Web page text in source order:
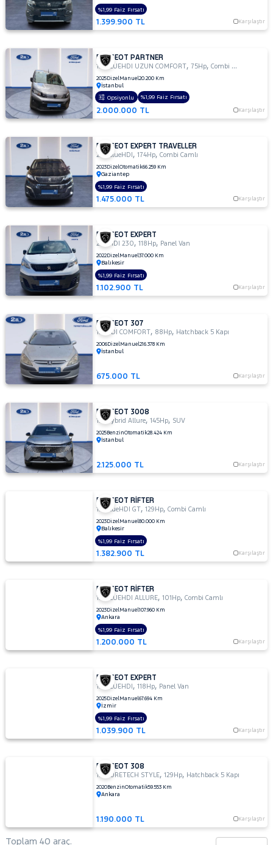
TOYOTA
TRAKTÖR
VOLKSWAGEN
VOLVO
1.399.900 TL Karşılaştır
%1,99 Faiz Fırsatı
PEUGEOT PARTNER
1.5 BLUEHDI UZUN COMFORT,75Hp,Combi Van
2025DizelManuel20.200 Km
İstanbul
2.000.000 TL Karşılaştır
Opsiyonlu %1,99 Faiz Fırsatı
PEUGEOT EXPERT TRAVELLER
2.0 BlueHDI ,174Hp,Combi Camlı
2023DizelOtomatik66.259 Km
Gaziantep
1.475.000 TL Karşılaştır
%1,99 Faiz Fırsatı
PEUGEOT EXPERT
2.0 HDI 230,118Hp, Panel Van
2022DizelManuel37.000 Km
Balıkesir
1.102.900 TL Karşılaştır
%1,99 Faiz Fırsatı
PEUGEOT 307
1.6 HDI COMFORT, 88Hp, Hatchback 5 Kapı
2006DizelManuel216.378 Km
İstanbul
675.000 TL Karşılaştır
PEUGEOT 3008
1.2 Hybrid Allure,145Hp, SUV
2025BenzinOtomatik28.424 Km
İstanbul
2.125.000 TL Karşılaştır
PEUGEOT RİFTER
1.5 BlueHDI GT,129Hp,Combi Camlı
2023DizelManuel80.000 Km
Balıkesir
1.382.900 TL Karşılaştır
%1,99 Faiz Fırsatı
PEUGEOT RİFTER
1.5 BLUEHDI ALLURE,101Hp,Combi Camlı
2023DizelManuel107.960 Km
Ankara
1.200.000 TL Karşılaştır
%1,99 Faiz Fırsatı
PEUGEOT EXPERT
1.5 BLUEHDI ,118Hp, Panel Van
2025DizelManuel67.694 Km
İzmir
1.039.900 TL Karşılaştır
%1,99 Faiz Fırsatı
PEUGEOT 308
1.2 PURETECH STYLE,129Hp, Hatchback 5 Kapı
2020BenzinOtomatik59.553 Km
Ankara
1.190.000 TL Karşılaştır
Toplam 40 araç.